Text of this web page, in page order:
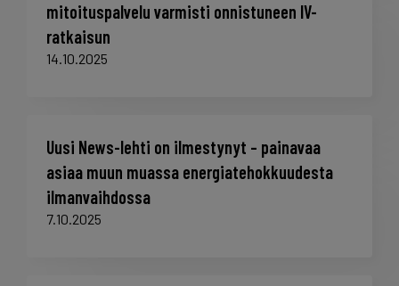
mitoituspalvelu varmisti onnistuneen IV-
ratkaisun
14.10.2025
Uusi News-lehti on ilmestynyt – painavaa
asiaa muun muassa energiatehokkuudesta
ilmanvaihdossa
7.10.2025